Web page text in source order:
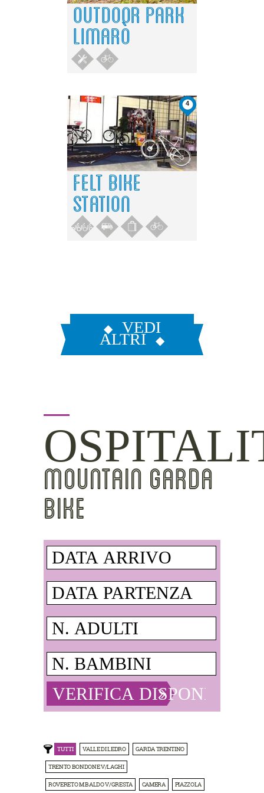
OUTDOOR PARK
LIMARÒ
4
FELT BIKE
STATION
VEDI
ALTRI
MOUNTAIN GARDA
BIKE
TUTTI VALLE DI LEDRO GARDA TRENTINO
TRENTO BONDONE V/LAGHI
ROVERETO M.BALDO V/GRESTA CAMERA PIAZZOLA